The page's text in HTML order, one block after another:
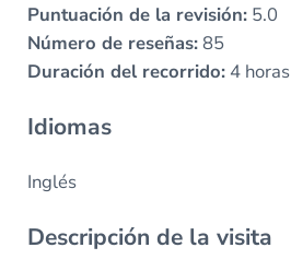
Puntuación de la revisión:5.0
Número de reseñas:85
Duración del recorrido:4 horas
Idiomas
Inglés
Descripción de la visita